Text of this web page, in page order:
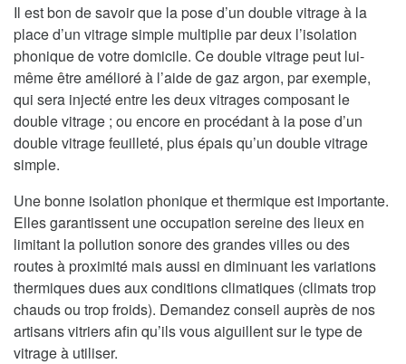
Il est bon de savoir que la pose d’un double vitrage à la
place d’un vitrage simple multiplie par deux l’isolation
phonique de votre domicile. Ce double vitrage peut lui-
même être amélioré à l’aide de gaz argon, par exemple,
qui sera injecté entre les deux vitrages composant le
double vitrage ; ou encore en procédant à la pose d’un
double vitrage feuilleté, plus épais qu’un double vitrage
simple.
Une bonne isolation phonique et thermique est importante.
Elles garantissent une occupation sereine des lieux en
limitant la pollution sonore des grandes villes ou des
routes à proximité mais aussi en diminuant les variations
thermiques dues aux conditions climatiques (climats trop
chauds ou trop froids). Demandez conseil auprès de nos
artisans vitriers afin qu’ils vous aiguillent sur le type de
vitrage à utiliser.